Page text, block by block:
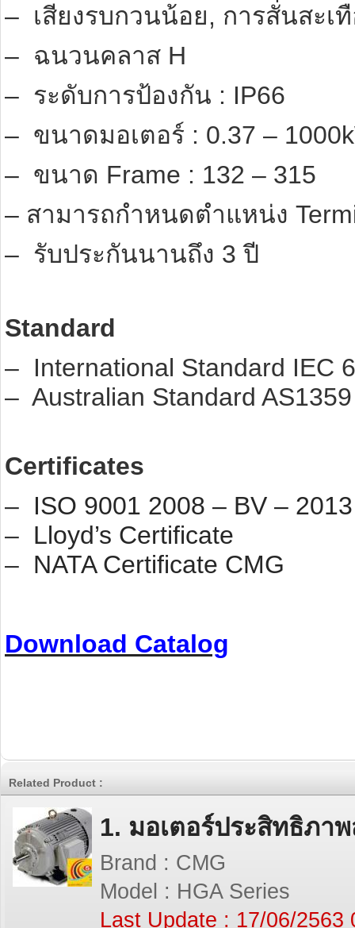
– เสียงรบกวนน้อย, การสั่นสะเ
– ฉนวนคลาส H
– ระดับการป้องกัน : IP66
– ขนาดมอเตอร์ : 0.37 –
– ขนาด Frame : 132 – 315
– สามารถกำหนดตำแหน่ง
– รับประกันนานถึง 3 ปี
Standard
– International Standard IEC
– Australian Standard AS1359
Certificates
– ISO 9001 2008 – BV – 2013
– Lloyd’s Certificate
– NATA Certificate CMG
Download Catalog
Related Product :
1. มอเตอร์ประสิทธิภา
Brand : CMG
Model : HGA Series
Last Update : 17/06/2563